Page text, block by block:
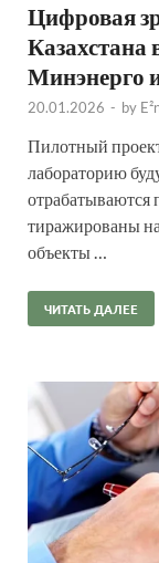
Цифровая
Казахстана
Минэнерго
20.01.2026 - by
Пилотный
лабораторию
отрабатываются
тиражированы
объекты …
ЧИТАТЬ ДАЛЕЕ